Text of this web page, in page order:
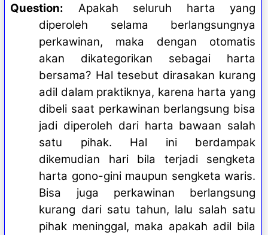
Question: Apakah seluruh harta yang
diperoleh selama berlangsungnya
perkawinan, maka dengan otomatis
akan dikategorikan sebagai harta
bersama? Hal tesebut dirasakan kurang
adil dalam praktiknya, karena harta yang
dibeli saat perkawinan berlangsung bisa
jadi diperoleh dari harta bawaan salah
satu pihak. Hal ini berdampak
dikemudian hari bila terjadi sengketa
harta gono-gini maupun sengketa waris.
Bisa juga perkawinan berlangsung
kurang dari satu tahun, lalu salah satu
pihak meninggal, maka apakah adil bila